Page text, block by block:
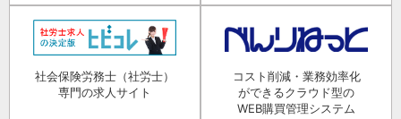
社会保険労務士（社労士）
専門の求人サイト
コスト削減・業務効率化
ができるクラウド型の
WEB購買管理システム